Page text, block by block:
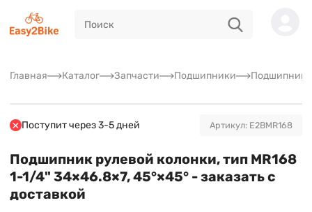
Главная Каталог Запчасти Подшипники
Поступит через 3-5 дней Артикул: E2BMR168
Подшипник рулевой колонки, тип MR168
1-1/4" 34×46.8×7, 45°×45° - заказать с
доставкой